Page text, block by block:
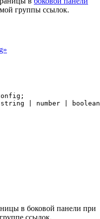
группы ссылок.
;
string number
boolean
в боковой панели при
ссылок.